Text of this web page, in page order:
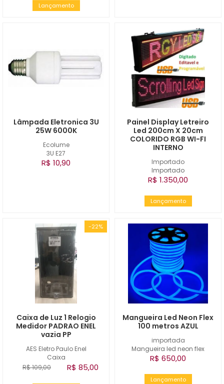
Lançamento
Ecolume
3U E27
Lâmpada Eletronica 3U
25W 6000K
R$ 10,90
Importado
Importado
Painel Display Letreiro
Led 200cm X 20cm
COLORIDO RGB WI-FI
INTERNO
R$ 1.350,00
Lançamento
-22%
AES Eletro Paulo Enel
Caixa
Caixa de Luz 1 Relogio
Medidor PADRAO ENEL
vazia PP
R$ 109,00 R$ 85,00
importada
Mangueira led neon flex
Mangueira Led Neon Flex
100 metros AZUL
R$ 650,00
Lançamento